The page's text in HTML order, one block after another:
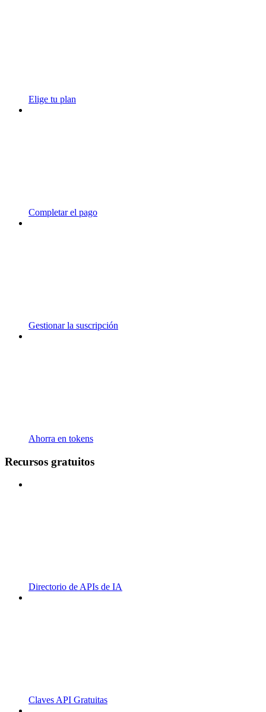
Elige tu plan
Completar el pago
Gestionar la suscripción
Ahorra en tokens
Recursos gratuitos
Directorio de APIs de IA
Claves API Gratuitas